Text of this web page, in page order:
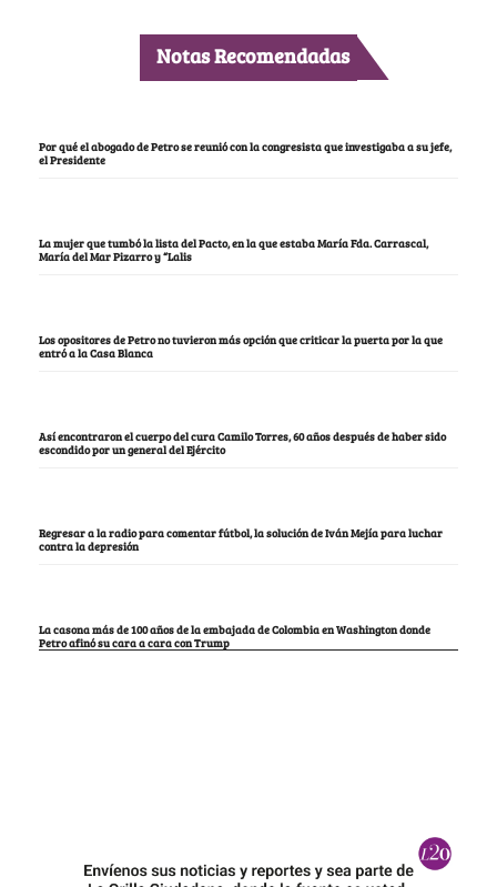
Notas Recomendadas
Por qué el abogado de Petro se reunió con la congresista que investigaba a su jefe,
el Presidente
La mujer que tumbó la lista del Pacto, en la que estaba María Fda. Carrascal,
María del Mar Pizarro y “Lalis
Los opositores de Petro no tuvieron más opción que criticar la puerta por la que
entró a la Casa Blanca
Así encontraron el cuerpo del cura Camilo Torres, 60 años después de haber sido
escondido por un general del Ejército
Regresar a la radio para comentar fútbol, la solución de Iván Mejía para luchar
contra la depresión
La casona más de 100 años de la embajada de Colombia en Washington donde
Petro afinó su cara a cara con Trump